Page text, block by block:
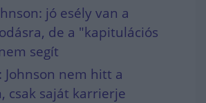
jó esély van a
de a "kapitulációs
segít
Johnson nem hitt a
csak saját karrierje